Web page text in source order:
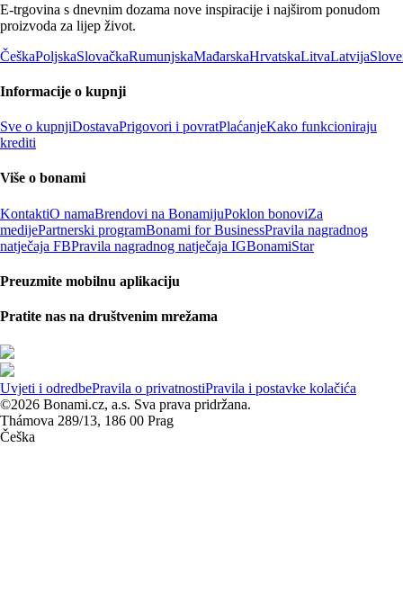
E-trgovina s dnevnim dozama nove inspiracije i najširom ponudom
proizvoda za lijep život.
ČeškaPoljskaSlovačkaRumunjskaMađarskaHrvatskaLitvaLatvija
Informacije o kupnji
Sve o kupnjiDostavaPrigovori i povratPlaćanjeKako funkcioniraju
krediti
Više o bonami
KontaktiO namaBrendovi na BonamijuPoklon bonoviZa
medijePartnerski programBonami for BusinessPravila nagradnog
natječaja FBPravila nagradnog natječaja IGBonamiStar
Preuzmite mobilnu aplikaciju
Pratite nas na društvenim mrežama
Uvjeti i odredbePravila o privatnostiPravila i postavke kolačića
©2026 Bonami.cz, a.s. Sva prava pridržana.
Thámova 289/13, 186 00 Prag
Češka